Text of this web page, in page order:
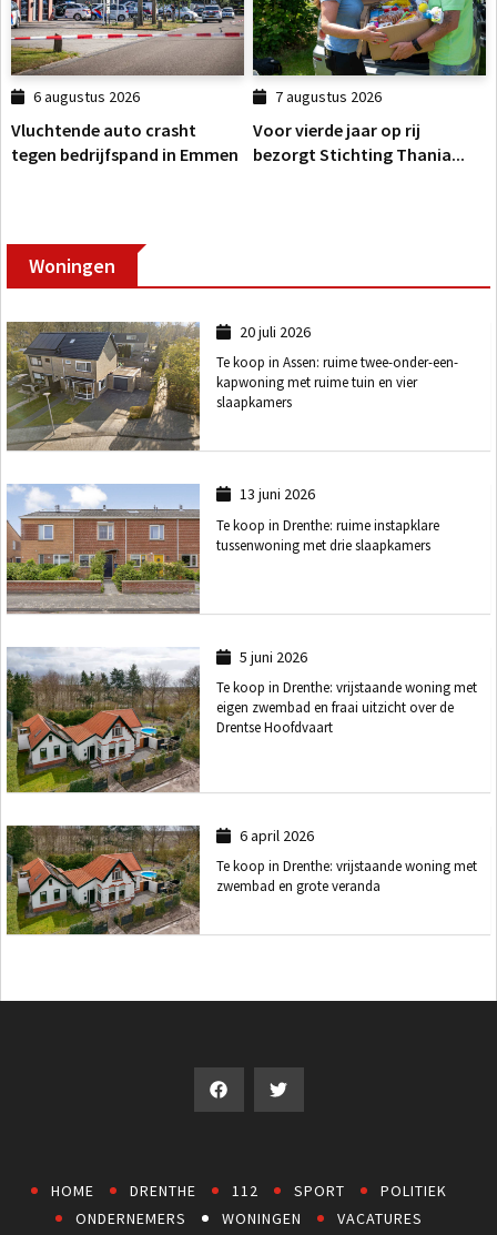
6 augustus 2026
Vluchtende auto crasht
tegen bedrijfspand in Emmen
7 augustus 2026
Voor vierde jaar op rij
bezorgt Stichting Thania...
Woningen
20 juli 2026
Te koop in Assen: ruime twee-onder-een-
kapwoning met ruime tuin en vier
slaapkamers
13 juni 2026
Te koop in Drenthe: ruime instapklare
tussenwoning met drie slaapkamers
5 juni 2026
Te koop in Drenthe: vrijstaande woning met
eigen zwembad en fraai uitzicht over de
Drentse Hoofdvaart
6 april 2026
Te koop in Drenthe: vrijstaande woning met
zwembad en grote veranda
HOME DRENTHE 112 SPORT
POLITIEK
ONDERNEMERS
WONINGEN VACATURES